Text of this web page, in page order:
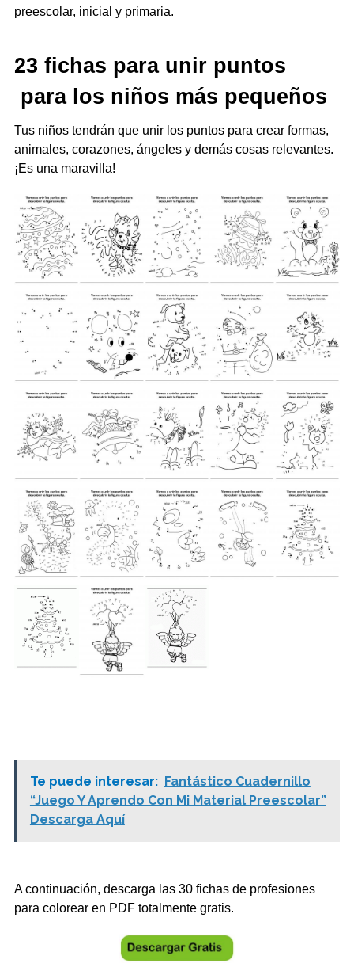
preescolar, inicial y primaria.
23 fichas para unir puntos
para los niños más pequeños
Tus niños tendrán que unir los puntos para crear formas,
animales, corazones, ángeles y demás cosas relevantes.
¡Es una maravilla!
Te puede interesar: Fantástico Cuadernillo
“Juego Y Aprendo Con Mi Material Preescolar”
Descarga Aquí
A continuación, descarga las 30 fichas de profesiones
para colorear en PDF totalmente gratis.